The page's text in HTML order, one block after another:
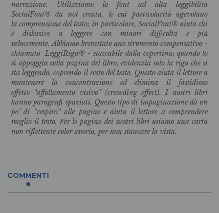
narrazione. Utilizziamo la font ad alta leggibilità
SocialFont® da noi creata, le cui particolarità agevolano
la comprensione del testo; in particolare, SocialFont® aiuta chi
è dislessico a leggere con minori difficoltà e più
velocemente. Abbiamo brevettato uno strumento compensativo -
chiamato LeggiRiga® - staccabile dalla copertina; quando lo
si appoggia sulla pagina del libro, evidenzia solo la riga che si
sta leggendo, coprendo il resto del testo. Questo aiuta il lettore a
mantenere la concentrazione ed elimina il fastidioso
effetto “affollamento visivo” (crowding effect). I nostri libri
hanno paragrafi spaziati. Questo tipo di impaginazione dà un
po’ di “respiro“ alle pagine e aiuta il lettore a comprendere
meglio il testo. Per le pagine dei nostri libri usiamo una carta
non riflettente color avorio, per non stancare la vista.
COMMENTI